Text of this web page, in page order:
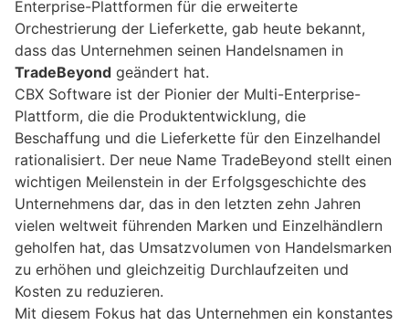
Enterprise-Plattformen für die erweiterte
Orchestrierung der Lieferkette, gab heute bekannt,
dass das Unternehmen seinen Handelsnamen in
TradeBeyond geändert hat.
CBX Software ist der Pionier der Multi-Enterprise-
Plattform, die die Produktentwicklung, die
Beschaffung und die Lieferkette für den Einzelhandel
rationalisiert. Der neue Name TradeBeyond stellt einen
wichtigen Meilenstein in der Erfolgsgeschichte des
Unternehmens dar, das in den letzten zehn Jahren
vielen weltweit führenden Marken und Einzelhändlern
geholfen hat, das Umsatzvolumen von Handelsmarken
zu erhöhen und gleichzeitig Durchlaufzeiten und
Kosten zu reduzieren.
Mit diesem Fokus hat das Unternehmen ein konstantes